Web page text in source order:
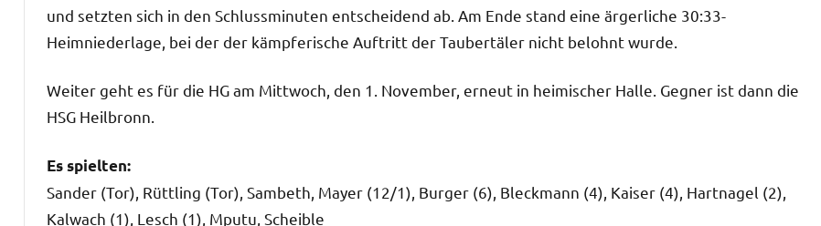
und setzten sich in den Schlussminuten entscheidend ab. Am Ende stand eine ärgerliche 30:33-
Heimniederlage, bei der der kämpferische Auftritt der Taubertäler nicht belohnt wurde.
Weiter geht es für die HG am Mittwoch, den 1. November, erneut in heimischer Halle. Gegner ist dann die
HSG Heilbronn.
Es spielten:
Sander (Tor), Rüttling (Tor), Sambeth, Mayer (12/1), Burger (6), Bleckmann (4), Kaiser (4), Hartnagel (2),
Kalwach (1), Lesch (1), Mputu, Scheible